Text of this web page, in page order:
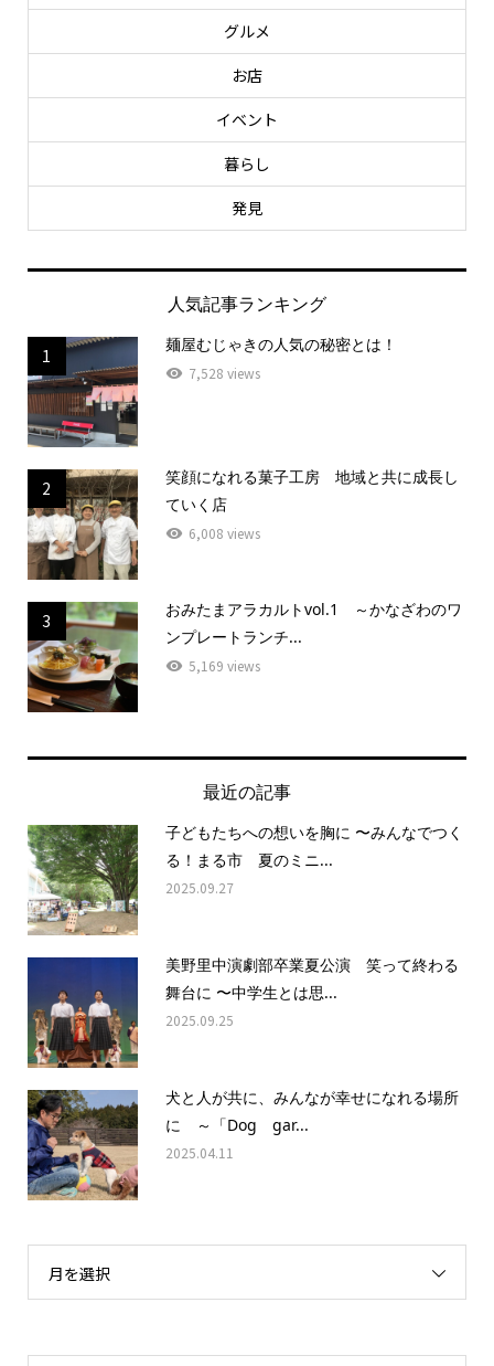
グルメ
お店
イベント
暮らし
発見
人気記事ランキング
1
麺屋むじゃきの人気の秘密とは！
7,528 views
2
笑顔になれる菓子工房 地域と共に成長し
ていく店
6,008 views
3
おみたまアラカルトvol.1 ～かなざわのワ
ンプレートランチ...
5,169 views
最近の記事
子どもたちへの想いを胸に 〜みんなでつく
る！まる市 夏のミニ...
2025.09.27
美野里中演劇部卒業夏公演 笑って終わる
舞台に 〜中学生とは思...
2025.09.25
犬と人が共に、みんなが幸せになれる場所
に ～「Dog gar...
2025.04.11
月を選択